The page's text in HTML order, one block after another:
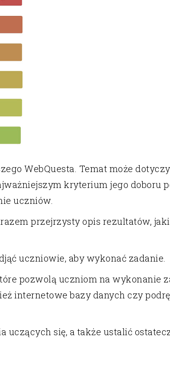
WebQuesta. Temat może
kryterium jego doboru
uczniów.
przejrzysty opis rezultatów,
uczniowie, aby wykonać zadanie.
pozwolą uczniom na wykonanie
internetowe bazy danych czy
się, a także ustalić